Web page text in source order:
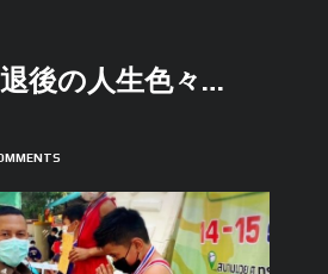
後の人生色々…